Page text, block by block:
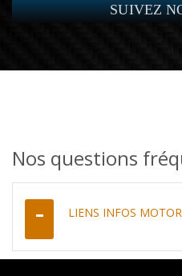
SUIVEZ
Nos questions
LIENS INFOS